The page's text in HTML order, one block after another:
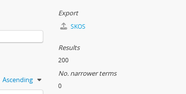
Ascending
Export
SKOS
Results
200
No. narrower terms
0